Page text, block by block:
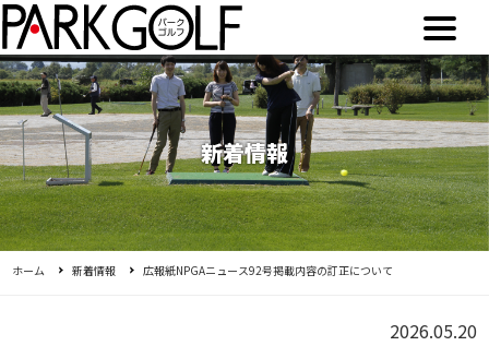
新着情報
ホーム 新着情報 広報紙NPGAニュース92号掲載内容の訂正について
2026.05.20